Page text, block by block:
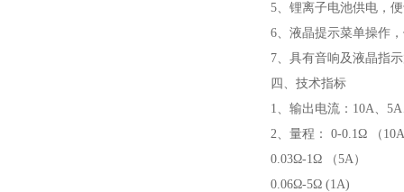
5、锂离子电池供电，
6、液晶提示菜单操作
7、具有音响及液晶指
四、技术指标
1、输出电流：10A、
2、量程： 0-0.1Ω （
0.03Ω-1Ω （5A）
0.06Ω-5Ω (1A)